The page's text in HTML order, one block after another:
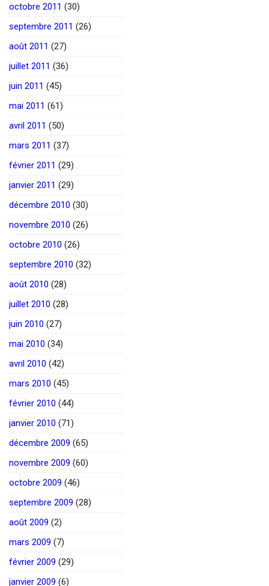
octobre 2011 (30)
septembre 2011 (26)
août 2011 (27)
juillet 2011 (36)
juin 2011 (45)
mai 2011 (61)
avril 2011 (50)
mars 2011 (37)
février 2011 (29)
janvier 2011 (29)
décembre 2010 (30)
novembre 2010 (26)
octobre 2010 (26)
septembre 2010 (32)
août 2010 (28)
juillet 2010 (28)
juin 2010 (27)
mai 2010 (34)
avril 2010 (42)
mars 2010 (45)
février 2010 (44)
janvier 2010 (71)
décembre 2009 (65)
novembre 2009 (60)
octobre 2009 (46)
septembre 2009 (28)
août 2009 (2)
mars 2009 (7)
février 2009 (29)
janvier 2009 (6)